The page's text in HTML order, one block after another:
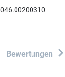
Bewertungen